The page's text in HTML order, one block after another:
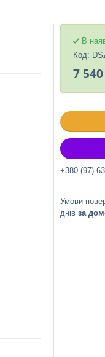
В
Код:
7
+380 (97)
днів за